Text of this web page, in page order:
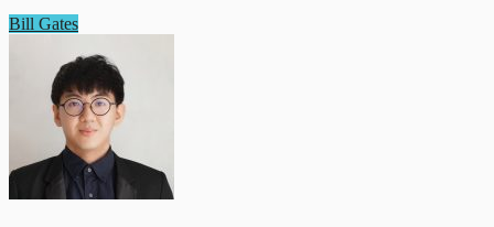
Bill Gates